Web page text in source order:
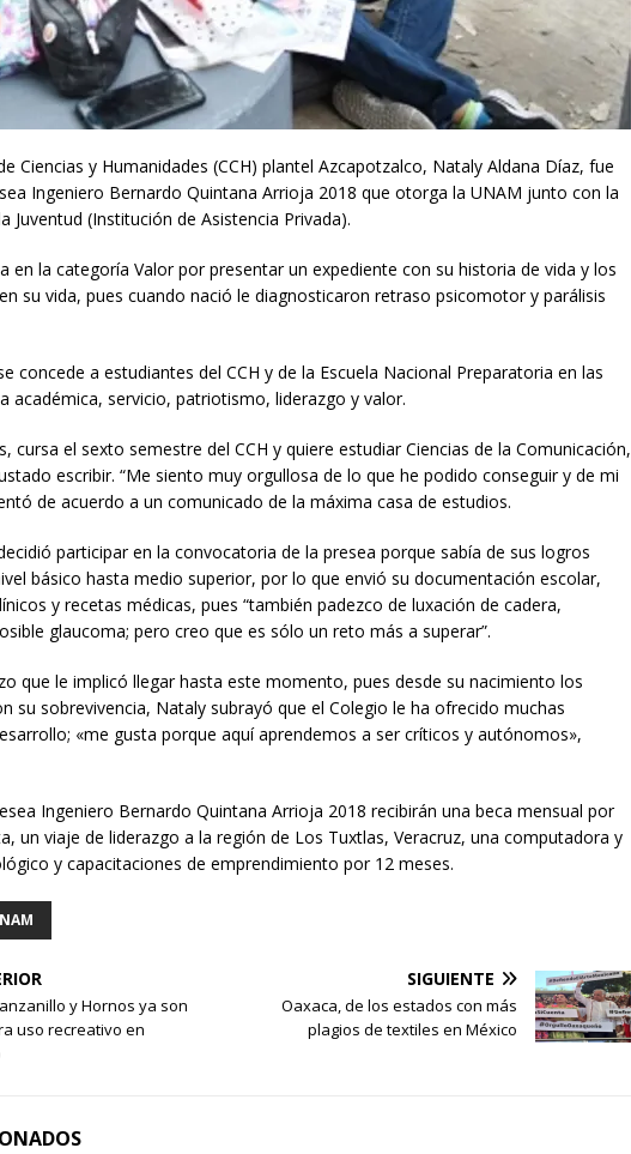
Ciencias y Humanidades (CCH) plantel Azcapotzalco, Nataly Aldana Díaz, fue
Ingeniero Bernardo Quintana Arrioja 2018 que otorga la UNAM junto con la
Juventud (Institución de Asistencia Privada).
en la categoría Valor por presentar un expediente con su historia de vida y los
su vida, pues cuando nació le diagnosticaron retraso psicomotor y parálisis
concede a estudiantes del CCH y de la Escuela Nacional Preparatoria en las
académica, servicio, patriotismo, liderazgo y valor.
cursa el sexto semestre del CCH y quiere estudiar Ciencias de la Comunicación,
escribir. “Me siento muy orgullosa de lo que he podido conseguir y de mi
de acuerdo a un comunicado de la máxima casa de estudios.
participar en la convocatoria de la presea porque sabía de sus logros
básico hasta medio superior, por lo que envió su documentación escolar,
y recetas médicas, pues “también padezco de luxación de cadera,
glaucoma; pero creo que es sólo un reto más a superar”.
que le implicó llegar hasta este momento, pues desde su nacimiento los
su sobrevivencia, Nataly subrayó que el Colegio le ha ofrecido muchas
«me gusta porque aquí aprendemos a ser críticos y autónomos»,
Ingeniero Bernardo Quintana Arrioja 2018 recibirán una beca mensual por
un viaje de liderazgo a la región de Los Tuxtlas, Veracruz, una computadora y
y capacitaciones de emprendimiento por 12 meses.
y Hornos ya son
uso recreativo en
SIGUIENTE
Oaxaca, de los estados con más
plagios de textiles en México